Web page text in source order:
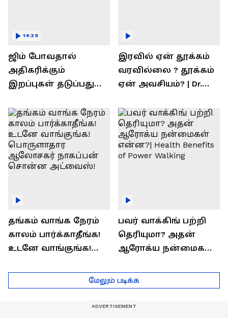
ஜிம் போவதால்
அதிகரிக்கும்
இறப்புகள் தடுப்பது
ராஜீவ் சந்தோஷம் !
14:29
இரவில் ஏன் தூக்கம்
வரவில்லை ? தூக்கம்
ஏன் அவசியம்? | Dr.
Interview
தங்கம் வாங்க நேரம்
காலம் பார்க்காதீங்க!
உடனே வாங்குங்க!
ஆலோசகர் நாகப்பன்
சொன்ன அட்வைஸ்!
பவர் வாக்கிங் பற்றி
தெரியுமா? அதன்
ஆரோக்ய நன்மைகள்
of Power Walking
மேலும் படிக்க